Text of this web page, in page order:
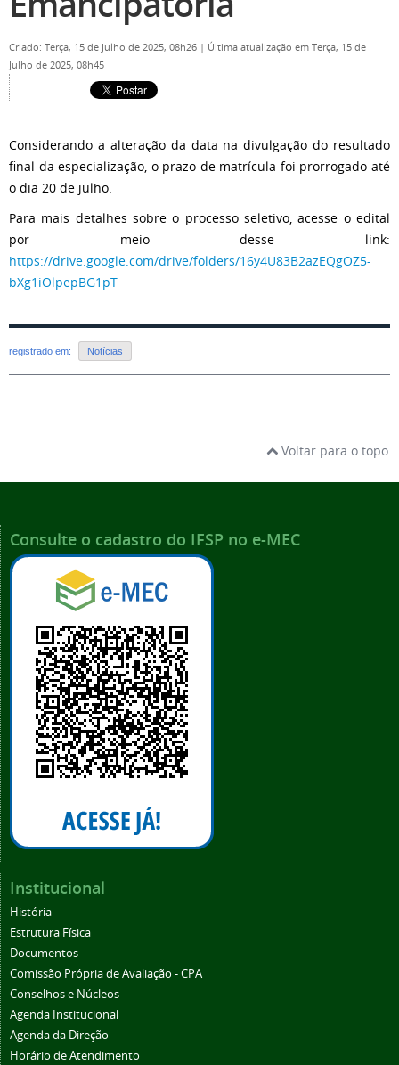
Criado: Terça, 15 de Julho de 2025, 08h26 | Última atualização em Terça, 15 de
Julho de 2025, 08h45
Considerando a alteração da data na divulgação do resultado
final da especialização, o prazo de matrícula foi prorrogado até
o dia 20 de julho.
Para mais detalhes sobre o processo seletivo, acesse o edital
por meio desse link:
https://drive.google.com/drive/folders/16y4U83B2azEQgOZ5-
bXg1iOlpepBG1pT
registrado em: Notícias
Voltar para o topo
Consulte o cadastro do IFSP no e-MEC
Institucional
História
Estrutura Física
Documentos
Comissão Própria de Avaliação - CPA
Conselhos e Núcleos
Agenda Institucional
Agenda da Direção
Horário de Atendimento